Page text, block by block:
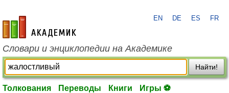
academic.ru
EN DE ES FR
Словари и энциклопедии на Академике
Найти!
Толкования Переводы Книги Игры ⚽